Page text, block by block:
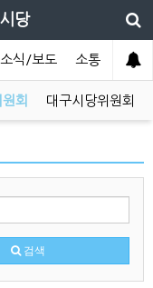
당
소식/보도 소통
회 대구시당위원회
검색